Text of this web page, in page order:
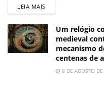
LEIA MAIS
Um relógio
medieval
mecanismo
centenas de
8 DE AGOSTO